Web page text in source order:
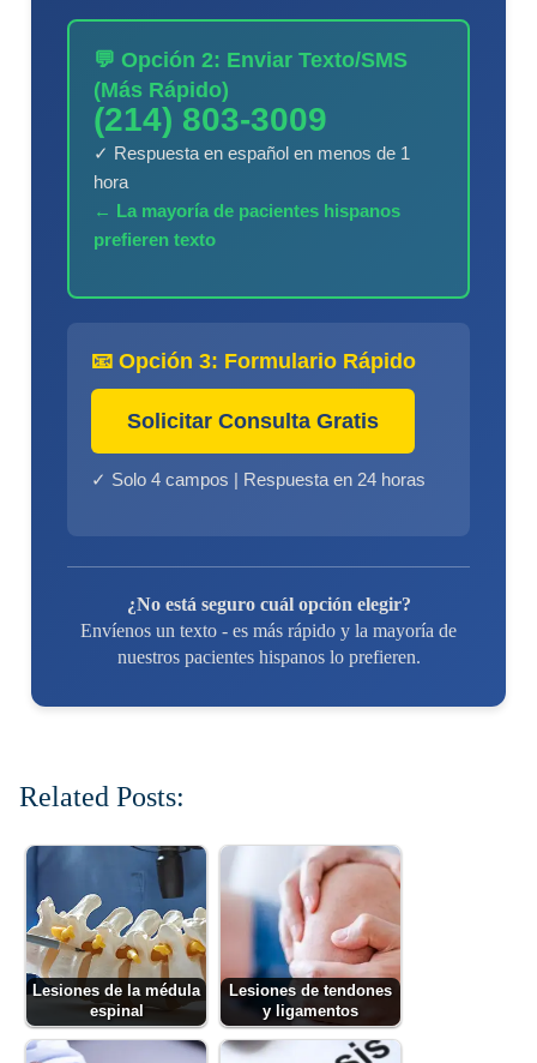
💬 Opción 2: Enviar Texto/SMS
(Más Rápido)
(214) 803-3009
✓ Respuesta en español en menos de 1
hora
← La mayoría de pacientes hispanos
prefieren texto
📧 Opción 3: Formulario Rápido
Solicitar Consulta Gratis
✓ Solo 4 campos | Respuesta en 24 horas
¿No está seguro cuál opción elegir?
Envíenos un texto - es más rápido y la mayoría de
nuestros pacientes hispanos lo prefieren.
Related Posts:
Lesiones de la médula
espinal
Lesiones de tendones
y ligamentos